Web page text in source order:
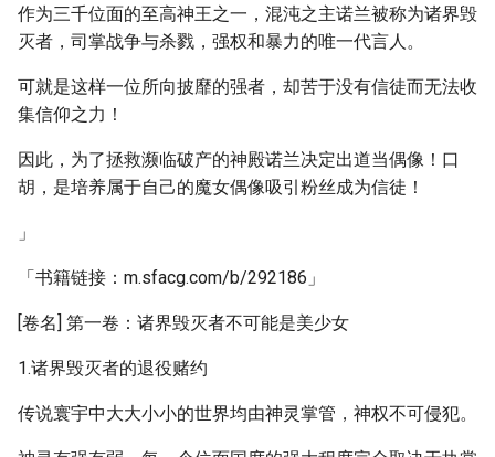
作为三千位面的至高神王之一，混沌之主诺兰被称为诸界毁
灭者，司掌战争与杀戮，强权和暴力的唯一代言人。
可就是这样一位所向披靡的强者，却苦于没有信徒而无法收
集信仰之力！
因此，为了拯救濒临破产的神殿诺兰决定出道当偶像！口
胡，是培养属于自己的魔女偶像吸引粉丝成为信徒！
」
「书籍链接：m.sfacg.com/b/292186」
[卷名] 第一卷：诸界毁灭者不可能是美少女
1.诸界毁灭者的退役赌约
传说寰宇中大大小小的世界均由神灵掌管，神权不可侵犯。